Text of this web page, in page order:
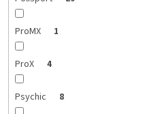
ProMX 1
ProX 4
Psychic 8